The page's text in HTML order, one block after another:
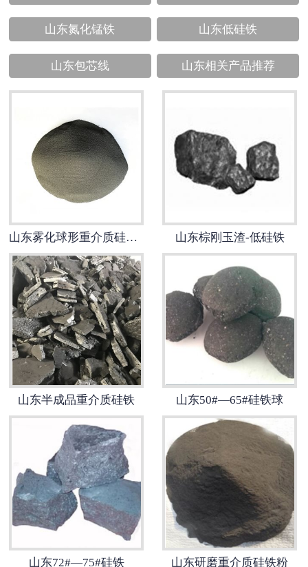
山东氮化锰铁 山东低硅铁
山东包芯线 山东相关产品推荐
山东雾化球形重介质硅铁粉 山东棕刚玉渣-低硅铁
山东半成品重介质硅铁 山东50#—65#硅铁球
山东72#—75#硅铁 山东研磨重介质硅铁粉